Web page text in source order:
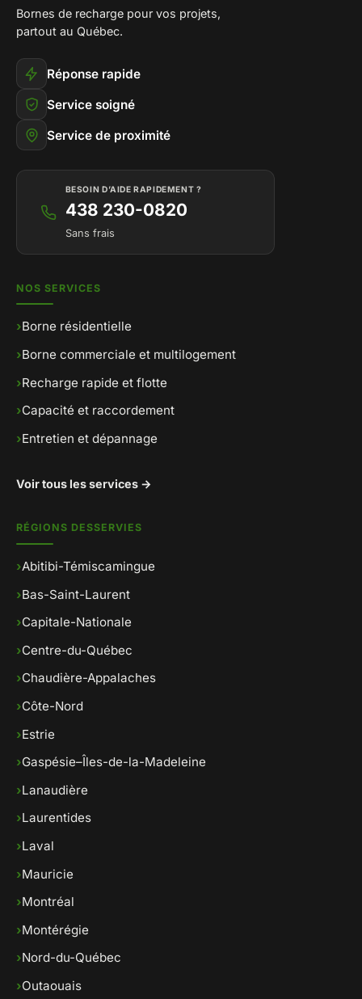
Bornes de recharge pour vos projets,
partout au Québec.
Réponse rapide
Service soigné
Service de proximité
BESOIN D’AIDE RAPIDEMENT ?
438 230-0820
Sans frais
NOS SERVICES
›Borne résidentielle
›Borne commerciale et multilogement
›Recharge rapide et flotte
›Capacité et raccordement
›Entretien et dépannage
Voir tous les services →
RÉGIONS DESSERVIES
›Abitibi-Témiscamingue
›Bas-Saint-Laurent
›Capitale-Nationale
›Centre-du-Québec
›Chaudière-Appalaches
›Côte-Nord
›Estrie
›Gaspésie–Îles-de-la-Madeleine
›Lanaudière
›Laurentides
›Laval
›Mauricie
›Montréal
›Montérégie
›Nord-du-Québec
›Outaouais